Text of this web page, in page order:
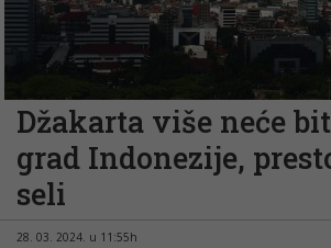
Džakarta više neće
grad Indonezije,
seli
28. 03. 2024. u 11:55h